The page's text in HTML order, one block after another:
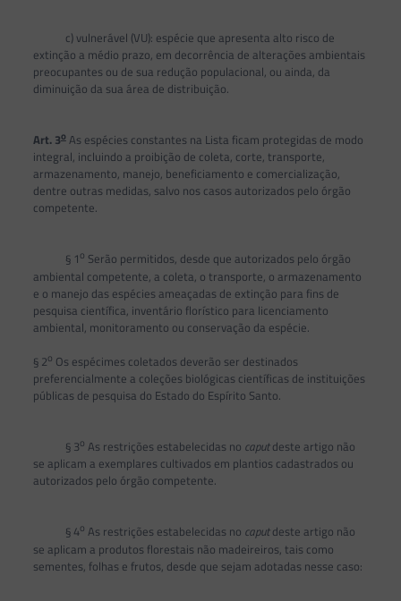
c) vulnerável (VU): espécie que apresenta alto risco de
extinção a médio prazo, em decorrência de alterações ambientais
preocupantes ou de sua redução populacional, ou ainda, da
diminuição da sua área de distribuição.
Art. 3oAs espécies constantes na Lista ficam protegidas de modo
integral, incluindo a proibição de coleta, corte, transporte,
armazenamento, manejo, beneficiamento e comercialização,
dentre outras medidas, salvo nos casos autorizados pelo órgão
competente.
§ 1o Serão permitidos, desde que autorizados pelo órgão
ambiental competente, a coleta, o transporte, o armazenamento
e o manejo das espécies ameaçadas de extinção para fins de
pesquisa científica, inventário florístico para licenciamento
ambiental, monitoramento ou conservação da espécie.
§ 2o Os espécimes coletados deverão ser destinados
preferencialmente a coleções biológicas científicas de instituições
públicas de pesquisa do Estado do Espírito Santo.
§ 3o As restrições estabelecidas no caputdeste artigo não
se aplicam a exemplares cultivados em plantios cadastrados ou
autorizados pelo órgão competente.
§ 4o As restrições estabelecidas no caputdeste artigo não
se aplicam a produtos florestais não madeireiros, tais como
sementes, folhas e frutos, desde que sejam adotadas nesse caso: